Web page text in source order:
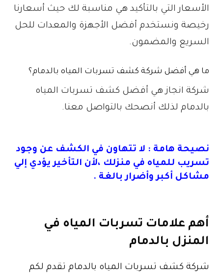
الأسعار التي بالتأكيد هي مناسبة لك حيث أسعارنا
رخيصة ونستخدم أفضل الأجهزة والمعدات للحل
السريع والمضمون.
ما هي أفضل شركة كشف تسربات المياه بالدمام؟
شركة انجاز هي أفضل كشف تسربات المياه
بالدمام لذلك أنصحك بالتواصل معنا.
نصيحة هامة : لا تتهاون في الكشف عن وجود
تسريب للمياه في منزلك ،لأن التأخير يؤدي إلي
مشاكل أكبر وأضرار بالغة .
أهم علامات تسربات المياه في
المنزل بالدمام
شركة كشف تسربات المياه بالدمام تقدم لكم